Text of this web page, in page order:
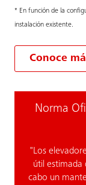
* En función de la
instalación existente.
Conoce
Norma
"Los
útil estimada
cabo un